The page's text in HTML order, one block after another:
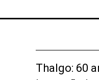
Thalgo: 60